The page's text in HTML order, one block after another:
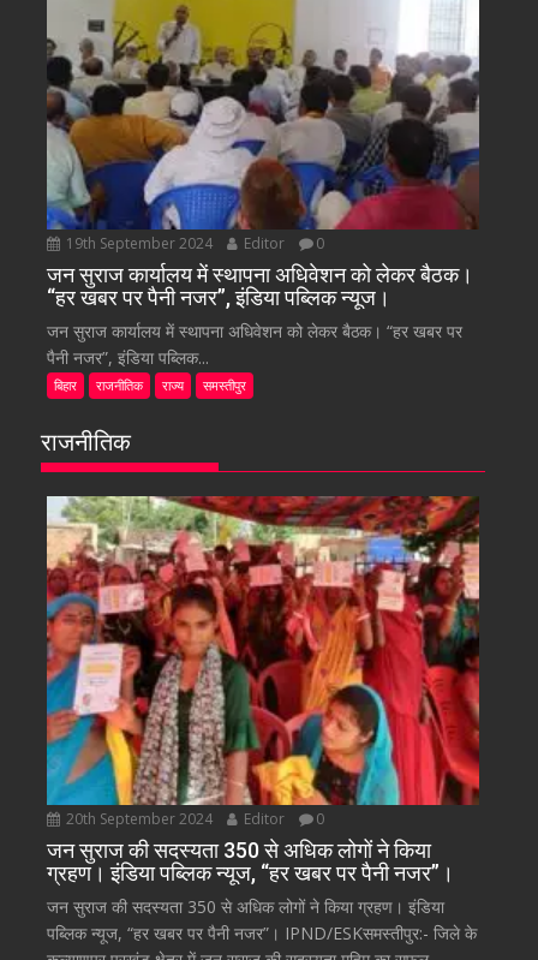
19th September 2024 Editor 0
जन सुराज कार्यालय में स्थापना अधिवेशन को लेकर बैठक।
“हर खबर पर पैनी नजर”, इंडिया पब्लिक न्यूज।
जन सुराज कार्यालय में स्थापना अधिवेशन को लेकर बैठक। “हर खबर पर
पैनी नजर”, इंडिया पब्लिक...
बिहार राजनीतिक राज्य समस्तीपुर
राजनीतिक
20th September 2024 Editor 0
जन सुराज की सदस्यता 350 से अधिक लोगों ने किया
ग्रहण। इंडिया पब्लिक न्यूज, “हर खबर पर पैनी नजर”।
जन सुराज की सदस्यता 350 से अधिक लोगों ने किया ग्रहण। इंडिया
पब्लिक न्यूज, “हर खबर पर पैनी नजर”। IPND/ESKसमस्तीपुर:- जिले के